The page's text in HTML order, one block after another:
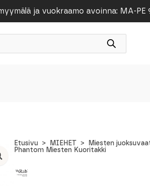
ja vuokraamo avoinna: MA-PE
Etusivu MIEHET Miesten
Phantom Miesten Kuoritakki